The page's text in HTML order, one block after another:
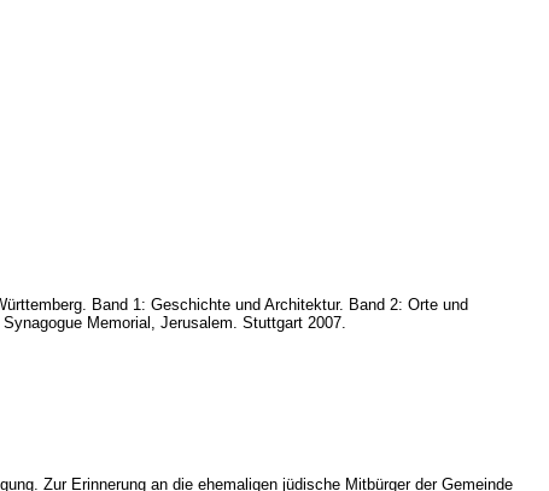
Band 1: Geschichte und Architektur. Band 2: Orte und
Memorial, Jerusalem. Stuttgart 2007.
Zur Erinnerung an die ehemaligen jüdische Mitbürger der Gemeinde